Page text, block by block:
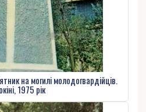
на могилі молодогвардійців.
1975 рік